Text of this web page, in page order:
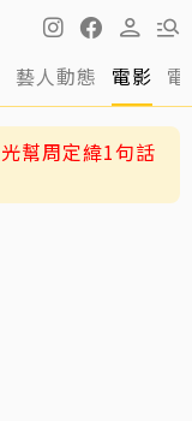
藝人動態 電影